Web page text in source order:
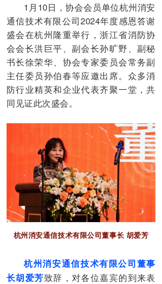
1月10日，协会会员单位杭州消安
通信技术有限公司2024年度感恩答谢
盛会在杭州隆重举行，浙江省消防协
会会长洪巨平、副会长孙旷野、副秘
书长徐荣华、协会专家委员会常务副
主任委员孙伯春等应邀出席。众多消
防行业精英和企业代表齐聚一堂，共
同见证此次盛会。
杭州消安通信技术有限公司董事长 胡爱芳
杭州消安通信技术有限公司董事
长胡爱芳致辞，对各位嘉宾的到来表